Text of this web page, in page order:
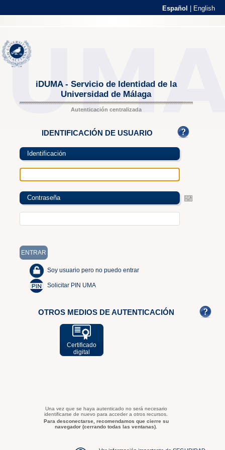
Español English
iDUMA - Servicio de Identidad de la
Universidad de Málaga
Autenticación centralizada
IDENTIFICACIÓN DE USUARIO
Identificación
Contraseña
Soy usuario pero no puedo entrar
Solicitar PIN UMA
OTROS MEDIOS DE AUTENTICACIÓN
Certificado
digital
Una vez que se haya autenticado no será necesario
identificarse de nuevo para acceder a otros recursos.
Para desconectarse, recomendamos que cierre su
navegador (cerrando todas las ventanas).